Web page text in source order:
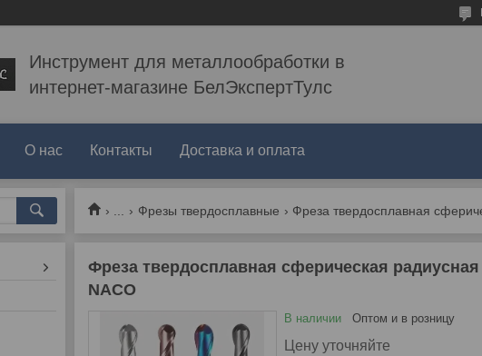
Инструмент для металлообработки в
интернет-магазине БелЭкспертТулс
О нас Контакты Доставка и оплата
Фрезы твердосплавные
Фреза твердосплавная сферическая радиусная
NACO
В наличии Оптом и в розницу
Цену уточняйте